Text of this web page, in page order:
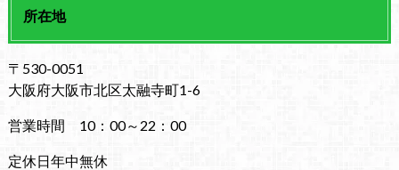
所在地
〒530-0051
大阪府大阪市北区太融寺町1-6
営業時間 10：00～22：00
定休日年中無休